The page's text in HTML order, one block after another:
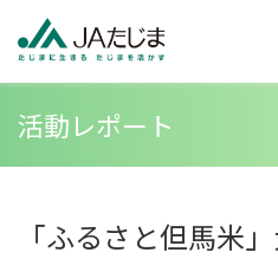
活動レポート
「ふるさと但馬米